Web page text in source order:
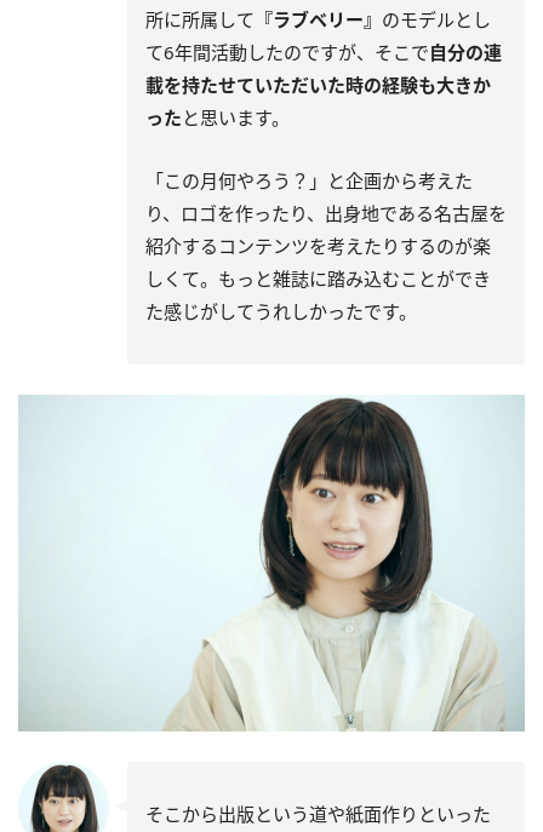
所に所属して 『ラブベリー』 のモデルとし
て6年間活動したのですが、そこで自分の連
載を持たせていただいた時の経験も大きか
った と思います。
「この月何やろう？」と企画から考えた
り、ロゴを作ったり、出身地である名古屋を
紹介するコンテンツを考えたりするのが楽
しくて。もっと雑誌に踏み込むことができ
た感じがしてうれしかったです。
そこから出版という道や紙面作りといった